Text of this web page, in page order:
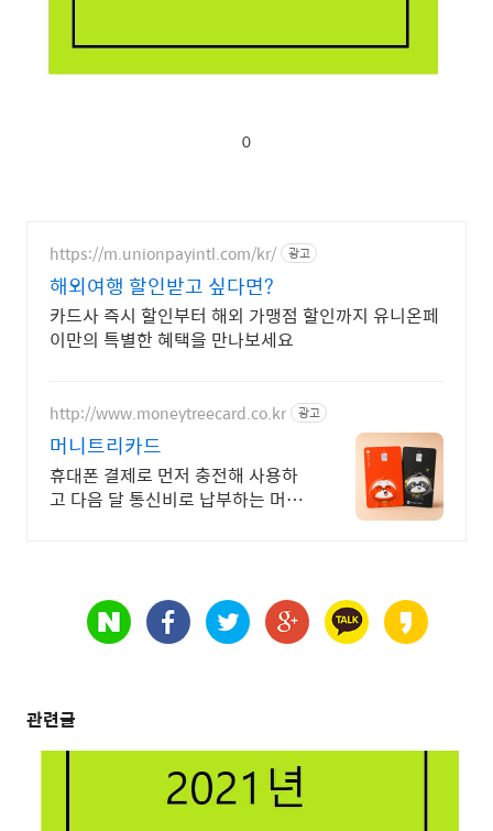
0
https://m.unionpayintl.com/kr/ 광고
해외여행 할인받고 싶다면?
카드사 즉시 할인부터 해외 가맹점 할인까지 유니온페
이만의 특별한 혜택을 만나보세요
http://www.moneytreecard.co.kr 광고
머니트리카드
휴대폰 결제로 먼저 충전해 사용하
고 다음 달 통신비로 납부하는 머니
관련글